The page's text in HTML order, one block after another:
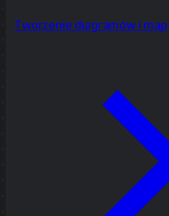
Tworzenie diagramów i map